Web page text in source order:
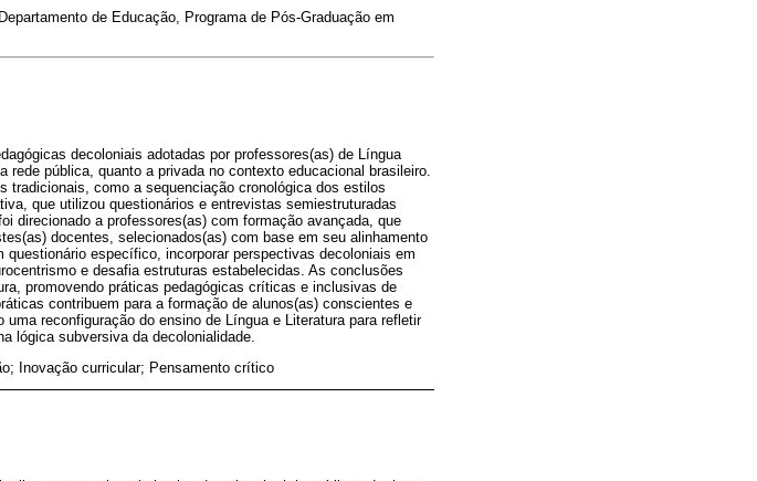
de Educação, Programa de Pós-Graduação em
decoloniais adotadas por professores(as) de Língua
pública, quanto a privada no contexto educacional brasileiro.
tradicionais, como a sequenciação cronológica dos estilos
que utilizou questionários e entrevistas semiestruturadas
direcionado a professores(as) com formação avançada, que
docentes, selecionados(as) com base em seu alinhamento
específico, incorporar perspectivas decoloniais em
e desafia estruturas estabelecidas. As conclusões
promovendo práticas pedagógicas críticas e inclusivas de
contribuem para a formação de alunos(as) conscientes e
reconfiguração do ensino de Língua e Literatura para refletir
lógica subversiva da decolonialidade.
Inovação curricular; Pensamento crítico